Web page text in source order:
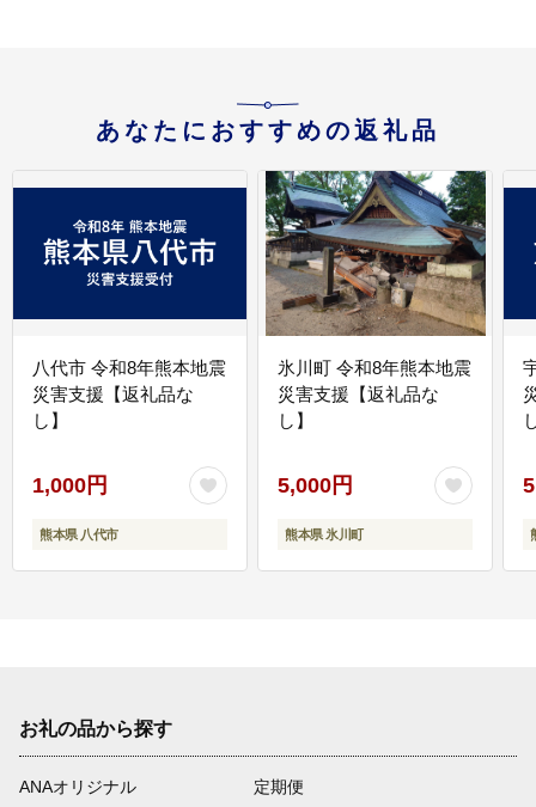
あなたにおすすめの返礼品
八代市 令和8年熊本地震
災害支援【返礼品な
し】
1,000円
熊本県 八代市
氷川町 令和8年熊本地震
災害支援【返礼品な
し】
5,000円
熊本県 氷川町
お礼の品から探す
ANAオリジナル
定期便